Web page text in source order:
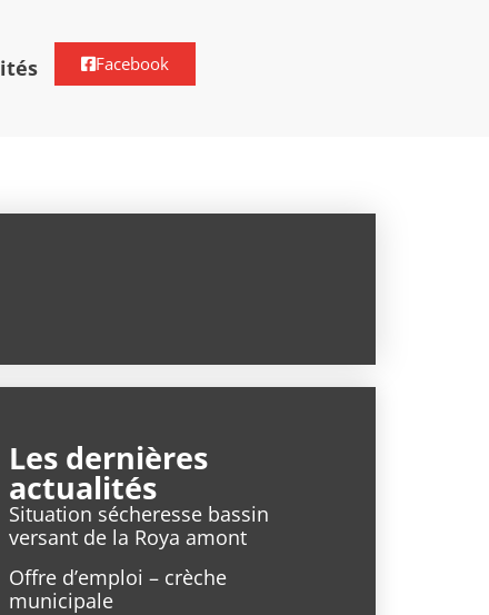
Facebook
Les dernières
actualités
Situation sécheresse bassin
versant de la Roya amont
Offre d’emploi – crèche
municipale